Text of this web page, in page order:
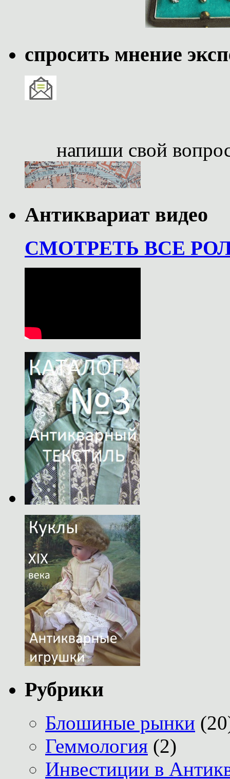
спросить мнение
напиши свой
Антиквариат видео
СМОТРЕТЬ ВСЕ
Рубрики
Блошиные рынки
Геммология (2)
Инвестиции в